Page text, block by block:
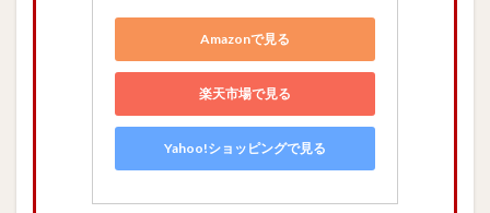
Amazonで見る
楽天市場で見る
Yahoo!ショッピングで見る